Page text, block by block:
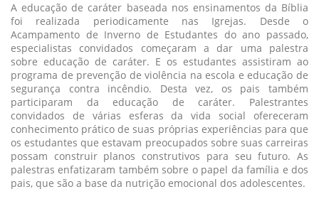
A educação de caráter baseada nos ensinamentos da Bíblia
foi realizada periodicamente nas Igrejas. Desde o
Acampamento de Inverno de Estudantes do ano passado,
especialistas convidados começaram a dar uma palestra
sobre educação de caráter. E os estudantes assistiram ao
programa de prevenção de violência na escola e educação de
segurança contra incêndio. Desta vez, os pais também
participaram da educação de caráter. Palestrantes
convidados de várias esferas da vida social ofereceram
conhecimento prático de suas próprias experiências para que
os estudantes que estavam preocupados sobre suas carreiras
possam construir planos construtivos para seu futuro. As
palestras enfatizaram também sobre o papel da família e dos
pais, que são a base da nutrição emocional dos adolescentes.